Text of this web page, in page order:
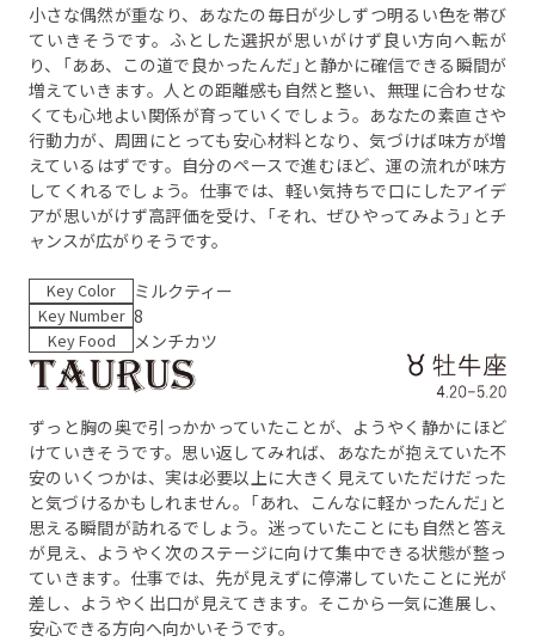
小さな偶然が重なり、あなたの毎日が少しずつ明るい色を帯び
ていきそうです。ふとした選択が思いがけず良い方向へ転が
り、「ああ、この道で良かったんだ」と静かに確信できる瞬間が
増えていきます。人との距離感も自然と整い、無理に合わせな
くても心地よい関係が育っていくでしょう。あなたの素直さや
行動力が、周囲にとっても安心材料となり、気づけば味方が増
えているはずです。自分のペースで進むほど、運の流れが味方
してくれるでしょう。仕事では、軽い気持ちで口にしたアイデ
アが思いがけず高評価を受け、「それ、ぜひやってみよう」とチ
ャンスが広がりそうです。
Key Color ミルクティー
Key Number 8
Key Food メンチカツ
ずっと胸の奥で引っかかっていたことが、ようやく静かにほど
けていきそうです。思い返してみれば、あなたが抱えていた不
安のいくつかは、実は必要以上に大きく見えていただけだった
と気づけるかもしれません。「あれ、こんなに軽かったんだ」と
思える瞬間が訪れるでしょう。迷っていたことにも自然と答え
が見え、ようやく次のステージに向けて集中できる状態が整っ
ていきます。仕事では、先が見えずに停滞していたことに光が
差し、ようやく出口が見えてきます。そこから一気に進展し、
安心できる方向へ向かいそうです。